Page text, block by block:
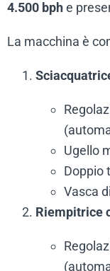
4.500 bphe
La macchina è
Ugello
Doppio
Vasca
Riempitrice